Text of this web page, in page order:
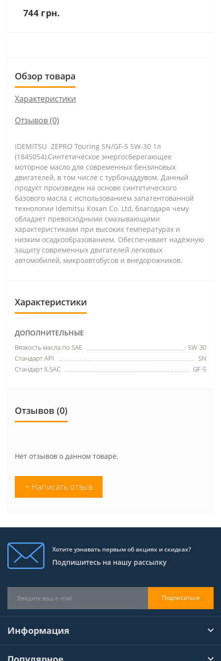
744 грн.
Обзор товара
Характеристики
Отзывов (0)
IDEMITSU ZEPRO Touring SN/GF-5 5W-30 1л
(1845054).Синтетическое энергосберегающее
моторное масло для современных бензиновых
двигателей, в том числе с турбонаддувом. Данный
продукт произведен на основе синтетического
базового масла с использованием запатентованной
технологии Idemitsu Коsan Со. Ltd, благодаря чему
обладает превосходными смазывающими
характеристиками при высоких температурах и
низким осадкообразованием. Обеспечивает надёжную
защиту современных двигателей легковых
автомобилей, микроавтобусов и внедорожников.
Характеристики
ДОПОЛНИТЕЛЬНЫЕ
Вязкость масла по SAE
5W-30
Стандарт API
SN
Стандарт ILSAC
GF-5
Отзывов (0)
Нет отзывов о данном товаре.
+ Написать отзыв
Хотите узнавать первым об акциях и скидках?
Подпишитесь на нашу рассылку
Подписаться
Информация